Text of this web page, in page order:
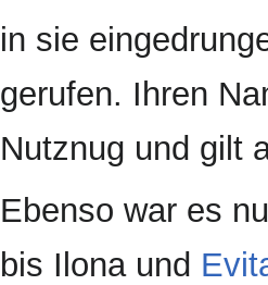
in sie
gerufen. Ihren
Nutznug und gilt
Ebenso war es
bis Ilona und